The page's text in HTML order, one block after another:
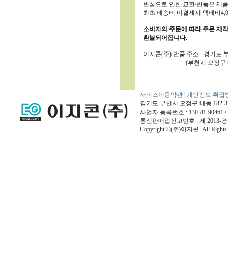
변심으로 인한 교환/반품은 제
최초 배송비 미결제시 택배비
소비자의 주문에 따라 주문 제
환불되어집니다.
이지콘(주) 반품 주소 : 경기도
(부천시 오정구 내동
서비스이용약관 개인정보 취급
경기도 부천시 오정구 내동 182-
사업자 등록번호 : 130-81-90461
통신판매업신고번호 : 제 2013-
Copyright ©(주)이지콘. All Rights